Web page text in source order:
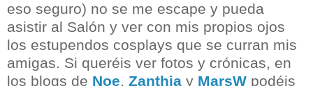
eso seguro) no se me escape y pueda
asistir al Salón y ver con mis propios ojos
los estupendos cosplays que se curran mis
amigas. Si queréis ver fotos y crónicas, en
los blogs de Noe, Zanthia y MarsW podéis